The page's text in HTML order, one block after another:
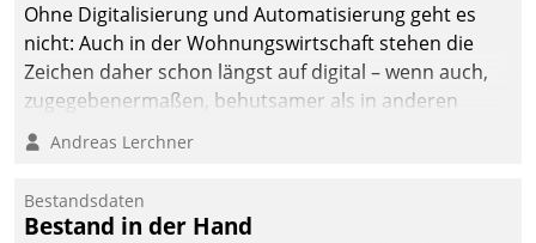
Ohne Digitalisierung und Automatisierung geht es
nicht: Auch in der Wohnungswirtschaft stehen die
Zeichen daher schon längst auf digital – wenn auch,
zugegebenermaßen, behutsamer als in anderen
Branchen.
Andreas Lerchner
Bestandsdaten
Bestand in der Hand